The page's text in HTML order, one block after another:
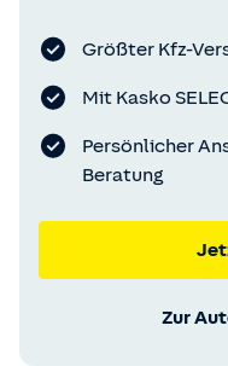
Größter Kfz-
Mit Kasko
Persönlicher
Beratung
Zur